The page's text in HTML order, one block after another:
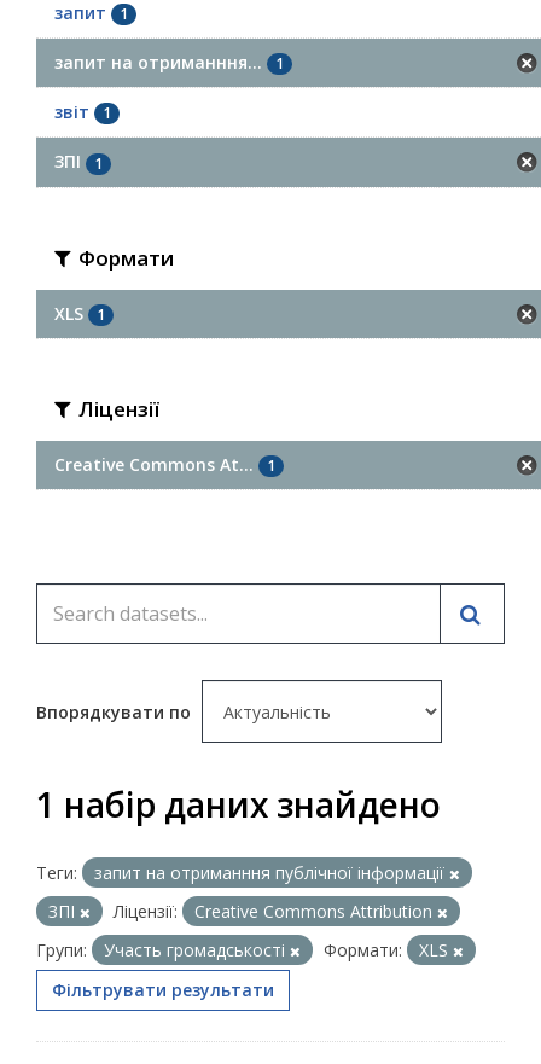
запит 1
запит на отриманння... 1
звіт 1
ЗПІ 1
Формати
XLS 1
Ліцензії
Creative Commons At... 1
Впорядкувати по
1 набір даних знайдено
Теги:
запит на отриманння публічної інформації
ЗПІ
Ліцензії:
Creative Commons Attribution
Групи:
Участь громадськості Формати:
XLS
Фільтрувати результати